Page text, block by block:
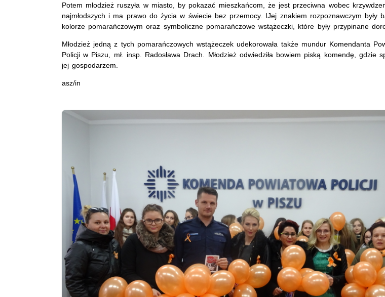
Potem młodzież ruszyła w miasto, by pokazać mieszkańcom, że jest przeciwna wobec
najmłodszych i ma prawo do życia w świecie bez przemocy. IJej znakiem rozpoznawczym były
kolorze pomarańczowym oraz symboliczne pomarańczowe wstążeczki, które były przypinane
Młodzież jedną z tych pomarańczowych wstążeczek udekorowała także mundur Komendanta
Policji w Piszu, mł. insp. Radosława Drach. Młodzież odwiedziła bowiem piską komendę, gdzie
jej gospodarzem.
asz/in